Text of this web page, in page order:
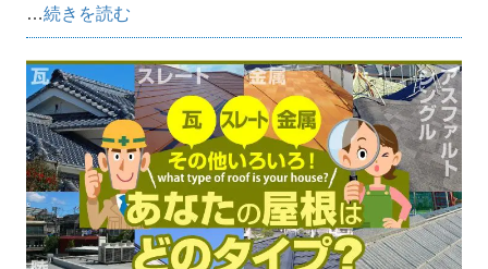
…続きを読む